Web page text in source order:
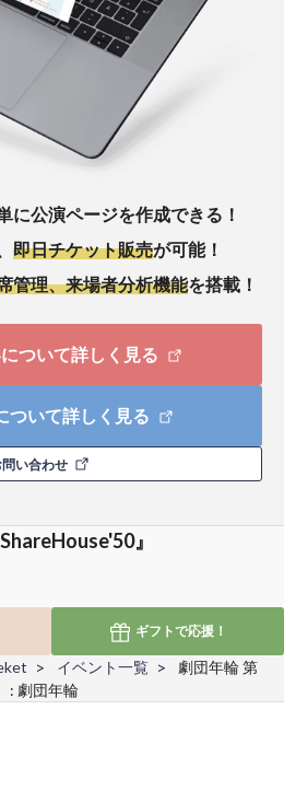
に公演ページを作成できる！
即日チケット販売が可能！
管理、来場者分析機能を搭載！
ついて詳しく見る
ついて詳しく見る
問い合わせ
』
ギフトで応援！
イベント一覧
劇団年輪 第
: 劇団年輪